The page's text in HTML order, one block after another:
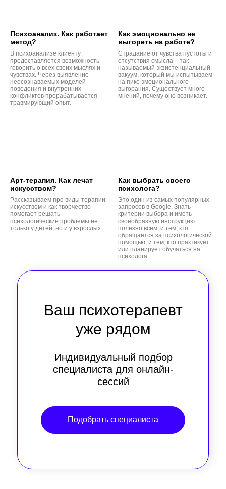
Психоанализ. Как работает
метод?
В психоанализе клиенту
предоставляется возможность
говорить о всех своих мыслях и
чувствах. Через выявление
неосознаваемых моделей
поведения и внутренних
конфликтов прорабатывается
травмирующий опыт.
Как эмоционально не
выгореть на работе?
Страдание от чувства пустоты и
отсутствия смысла – так
называемый экзистенциальный
вакуум, который мы испытываем
на пике эмоционального
выгорания. Существует много
мнений, почему оно возникает.
Арт-терапия. Как лечат
искусством?
Рассказываем про виды терапии
искусством и как творчество
помогает решать
психологические проблемы не
только у детей, но и у взрослых.
Как выбрать своего
психолога?
Это один из самых популярных
запросов в Google. Знать
критерии выбора и иметь
своеобразную инструкцию
полезно всем: и тем, кто
обращается за психологической
помощью, и тем, кто практикует
или планирует обучаться на
психолога.
Ваш психотерапевт
уже рядом
Индивидуальный подбор
специалиста для онлайн-
сессий
Подобрать специалиста